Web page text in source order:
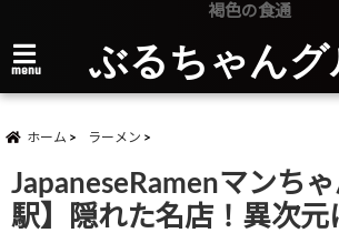
褐色の食通
menu ぶるちゃんグ
ホーム ラーメン
JapaneseRamenマンち
駅】隠れた名店！異次元